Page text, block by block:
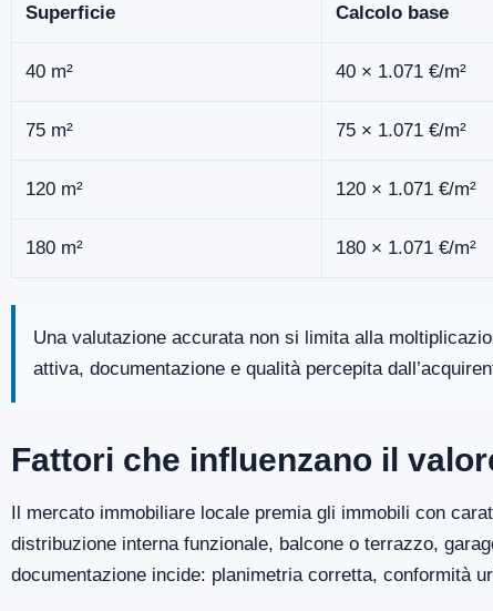
Superficie Calcolo base
40 m² 40 × 1.071 €/m²
75 m² 75 × 1.071 €/m²
120 m² 120 × 1.071 €/m²
180 m² 180 × 1.071 €/m²
Una valutazione accurata non si limita alla
attiva, documentazione e qualità percepita
Fattori che influenzano il
Il mercato immobiliare locale premia gli immobili con
distribuzione interna funzionale, balcone o terrazzo,
documentazione incide: planimetria corretta, conformità